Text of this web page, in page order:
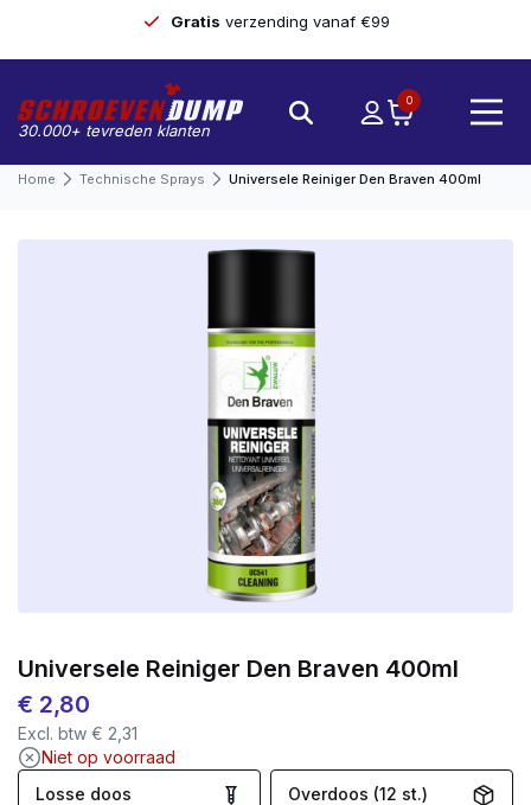
Gratis verzending vanaf €99
30.000+ tevreden klanten
0
Home Technische Sprays Universele Reiniger Den Braven 400ml
Universele Reiniger Den Braven 400ml
€ 2,80
Excl. btw € 2,31
Niet op voorraad
Losse doos
Overdoos (12 st.)